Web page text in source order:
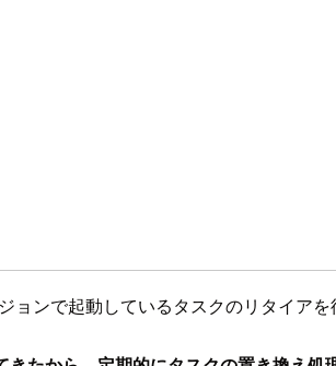
ンで起動しているタスクのリタイアを